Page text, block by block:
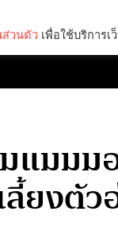
แมม
ลี้ยงตั
วนตัว เพื่อใช้บริการเ